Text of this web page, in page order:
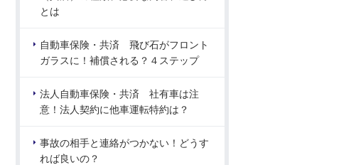
とは
自動車保険・共済 飛び石がフロント
ガラスに！補償される？４ステップ
法人自動車保険・共済 社有車は注
意！法人契約に他車運転特約は？
事故の相手と連絡がつかない！どうす
れば良いの？